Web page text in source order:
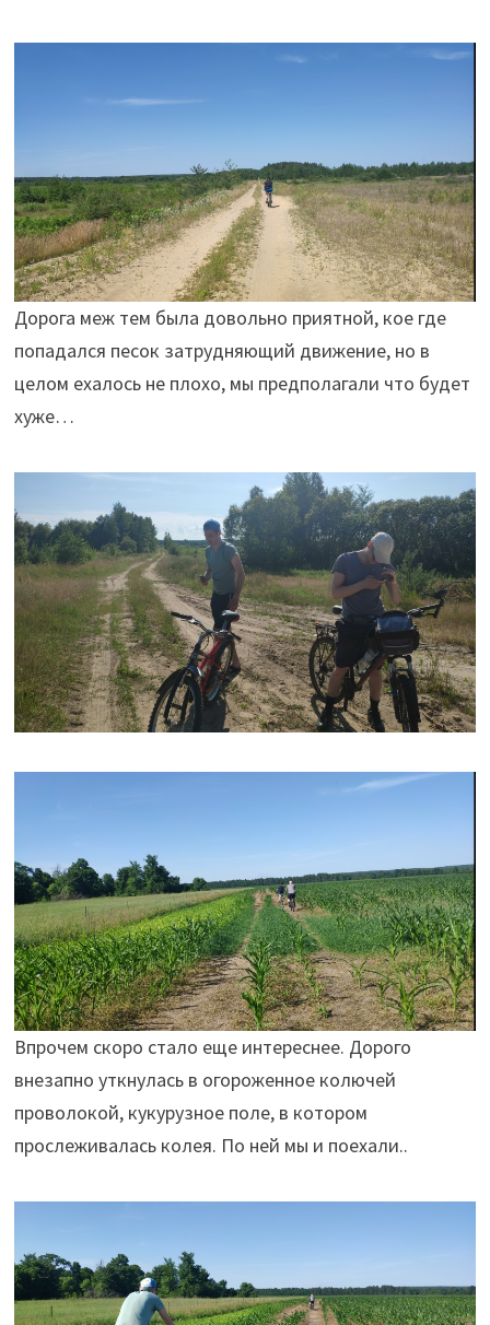
Дорога меж тем была довольно приятной, кое где
попадался песок затрудняющий движение, но в
целом ехалось не плохо, мы предполагали что будет
хуже…
Впрочем скоро стало еще интереснее. Дорого
внезапно уткнулась в огороженное колючей
проволокой, кукурузное поле, в котором
прослеживалась колея. По ней мы и поехали..